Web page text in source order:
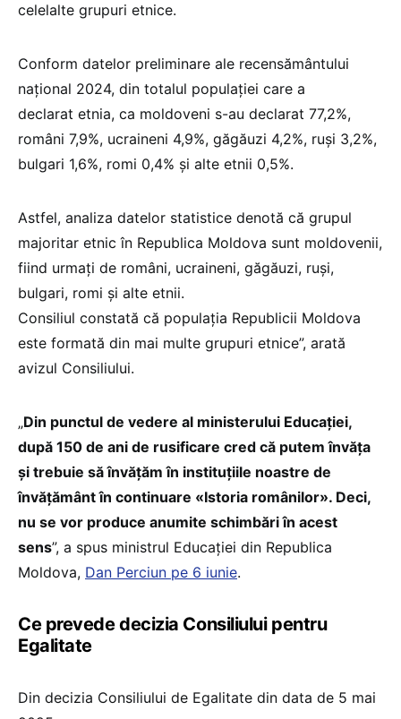
celelalte grupuri etnice.
Conform datelor preliminare ale recensământului
național 2024, din totalul populației care a
declarat etnia, ca moldoveni s-au declarat 77,2%,
români 7,9%, ucraineni 4,9%, găgăuzi 4,2%, ruși 3,2%,
bulgari 1,6%, romi 0,4% și alte etnii 0,5%.
Astfel, analiza datelor statistice denotă că grupul
majoritar etnic în Republica Moldova sunt moldovenii,
fiind urmați de români, ucraineni, găgăuzi, ruși,
bulgari, romi și alte etnii.
Consiliul constată că populația Republicii Moldova
este formată din mai multe grupuri etnice”, arată
avizul Consiliului.
„Din punctul de vedere al ministerului Educației,
după 150 de ani de rusificare cred că putem învăța
și trebuie să învățăm în instituțiile noastre de
învățământ în continuare «Istoria românilor». Deci,
nu se vor produce anumite schimbări în acest
sens”, a spus ministrul Educației din Republica
Moldova, Dan Perciun pe 6 iunie.
Ce prevede decizia Consiliului pentru
Egalitate
Din decizia Consiliului de Egalitate din data de 5 mai